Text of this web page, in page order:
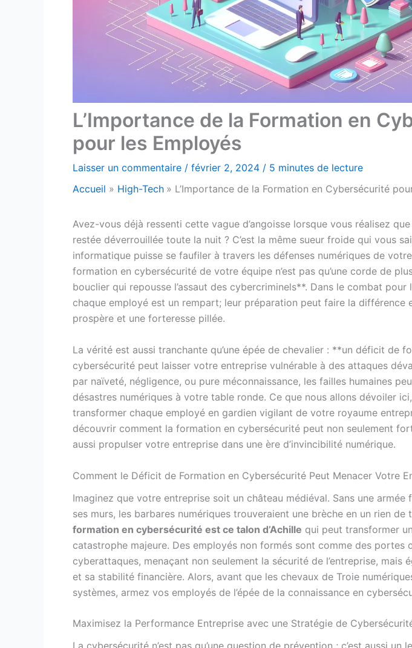
L’Importance de la Formation en
pour les Employés
Laisser un commentaire / février 2, 2024 / 5 minutes de lecture
Accueil
High-Tech L’Importance de la Formation en Cybersécurité
Avez-vous déjà ressenti cette vague d’angoisse lorsque vous réalisez
restée déverrouillée toute la nuit ? C’est la même sueur froide qui vous
informatique puisse se faufiler à travers les défenses numériques de
formation en cybersécurité de votre équipe n’est pas qu’une corde de
bouclier qui repousse l’assaut des cybercriminels**. Dans le combat pour
chaque employé est un rempart; leur préparation peut faire la différence
prospère et une forteresse pillée.
La vérité est aussi tranchante qu’une épée de chevalier : **un déficit de
cybersécurité peut laisser votre entreprise vulnérable à des attaques
par naïveté, négligence, ou pure méconnaissance, les failles humaines
désastres numériques à votre table ronde. Ce que nous allons dévoiler
transformer chaque employé en gardien vigilant de votre royaume
découvrir comment la formation en cybersécurité peut non seulement
aussi propulser votre entreprise dans une ère d’invincibilité numérique.
Comment le Déficit de Formation en Cybersécurité Peut Menacer Votre
Imaginez que votre entreprise soit un château médiéval. Sans une armée
ses murs, les barbares numériques trouveraient une brèche en un rien de
formation en cybersécurité est ce talon d’Achille qui peut transformer
catastrophe majeure. Des employés non formés sont comme des portes
cyberattaques, menaçant non seulement la sécurité de l’entreprise, mais
et sa stabilité financière. Alors, avant que les chevaux de Troie
systèmes, armez vos employés de l’épée de la connaissance en
Maximisez la Performance Entreprise avec une Stratégie de